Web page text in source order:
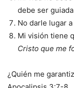
debe ser
No darle lugar
Mi visión tiene
Cristo que me
¿Quién me